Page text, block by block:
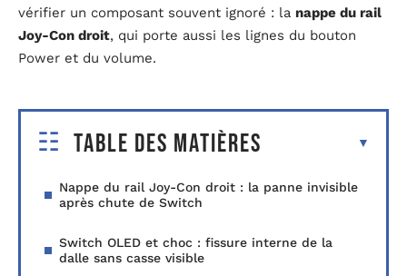
vérifier un composant souvent ignoré : la nappe du rail
Joy-Con droit, qui porte aussi les lignes du bouton
Power et du volume.
Table des matières
Nappe du rail Joy-Con droit : la panne invisible
après chute de Switch
Switch OLED et choc : fissure interne de la
dalle sans casse visible